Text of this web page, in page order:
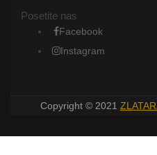
Posetite nas
Facebook
Instagram
Copyright © 2021